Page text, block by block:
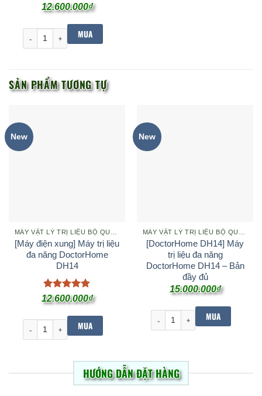
Được xếp
hạng4.95
12.600.000₫
[DoctorHome DH14] Máy trị liệu đa năng DoctorHome DH14 -
MUA
SẢN PHẨM TƯƠNG TỰ
New
[Máy điện xung] Máy trị liệu
đa năng DoctorHome
DH14
Được xếp
hạng55
12.600.000₫
[Máy điện xung] Máy trị liệu đa năng DoctorHome DH14 số lượng
MUA
New
[DoctorHome DH14] Máy
trị liệu đa năng
DoctorHome DH14 – Bản
đầy đủ
15.000.000₫
[DoctorHome DH14] Máy trị
MUA
HƯỚNG DẪN ĐẶT HÀNG